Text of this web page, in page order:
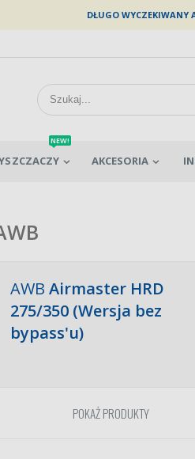
DŁUGO WYCZEKIWANY
NEW!
AKCESORIA
AWB Airmaster HRD
275/350 (Wersja bez
bypass'u)
POKAŻ PRODUKTY